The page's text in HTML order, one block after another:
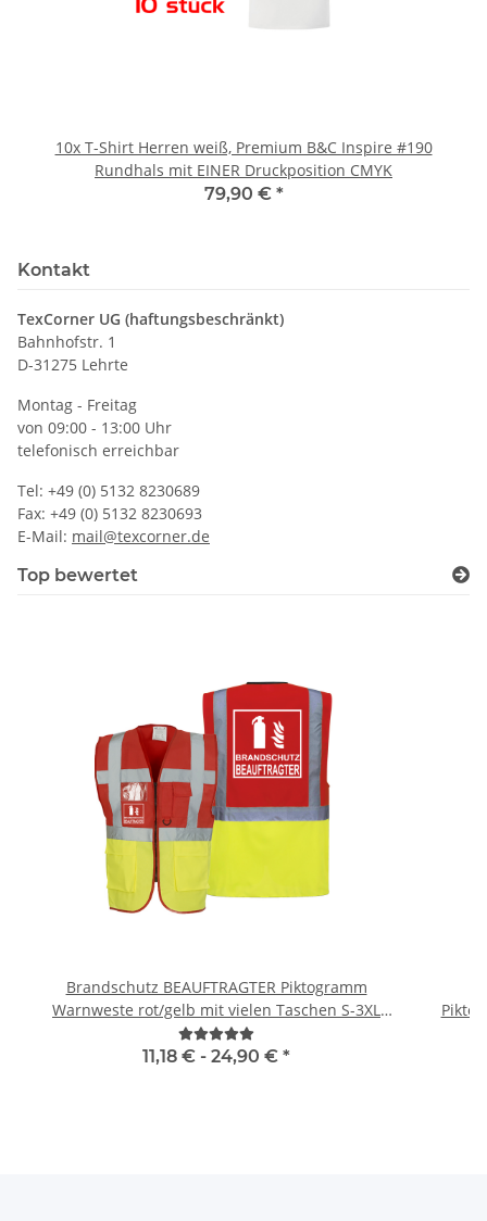
10x T-Shirt Herren weiß, Premium B&C Inspire #190
Rundhals mit EINER Druckposition CMYK
79,90 € *
Kontakt
TexCorner UG (haftungsbeschränkt)
Bahnhofstr. 1
D-31275 Lehrte
Montag - Freitag
von 09:00 - 13:00 Uhr
telefonisch erreichbar
Tel: +49 (0) 5132 8230689
Fax: +49 (0) 5132 8230693
E-Mail: mail@texcorner.de
Top bewertet
Brandschutz BEAUFTRAGTER Piktogramm
Warnweste rot/gelb mit vielen Taschen S-3XL
"BRAND22 Linie"
11,18 € - 24,90 € *